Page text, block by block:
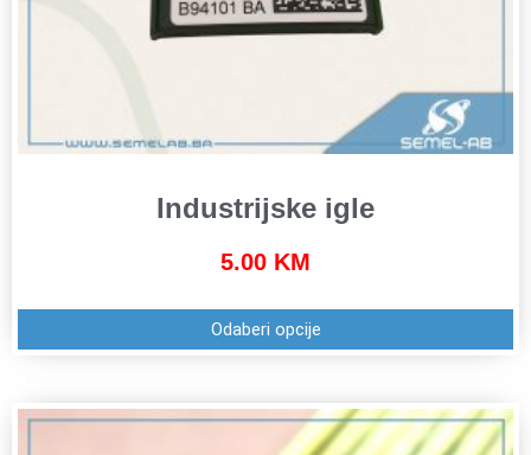
Industrijske igle
5.00 KM
Odaberi opcije